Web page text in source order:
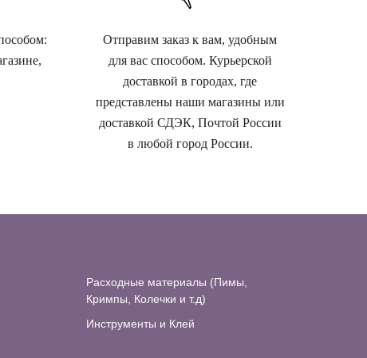
Отправим заказ к вам, удобным
для вас способом. Курьерской
доставкой в городах, где
представлены наши магазины или
доставкой СДЭК, Почтой России
в любой город России.
Расходные материалы (Пимы,
Кримпы, Колечки и т.д)
Инструменты и Клей